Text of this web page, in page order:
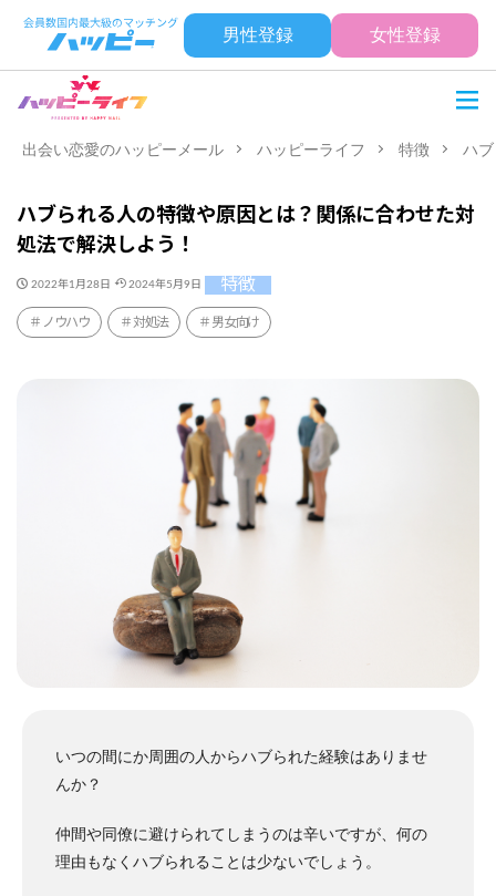
男性登録 女性登録
出会い恋愛のハッピーメール ハッピーライフ 特徴 ハ
ハブられる人の特徴や原因とは？関係に合わせた対
処法で解決しよう！
2022年1月28日 2024年5月9日 特徴
ノウハウ 対処法 男女向け
いつの間にか周囲の人からハブられた経験はありませ
んか？
仲間や同僚に避けられてしまうのは辛いですが、何の
理由もなくハブられることは少ないでしょう。